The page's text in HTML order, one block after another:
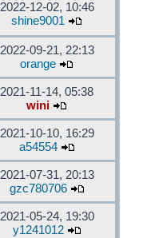
2022-12-02, 10:46
shine9001
2022-09-21, 22:13
orange
2021-11-14, 05:38
wini
2021-10-10, 16:29
a54554
2021-07-31, 20:13
gzc780706
2021-05-24, 19:30
y1241012